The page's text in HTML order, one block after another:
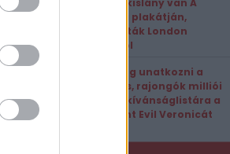
Halott kislány van A
múmia plakátján,
kitiltották London
utcáiról
Nem fog unatkozni a
Mikulás, rajongók milliói
tették kívánságlistára a
Resident Evil Veronicát